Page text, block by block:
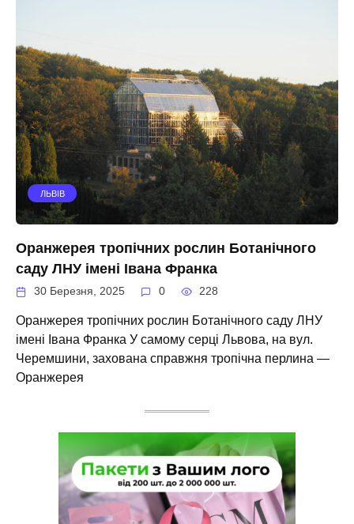
ЛЬВІВ
Оранжерея тропічних рослин Ботанічного
саду ЛНУ імені Івана Франка
30 Березня, 2025 0 228
Оранжерея тропічних рослин Ботанічного саду ЛНУ
імені Івана Франка У самому серці Львова, на вул.
Черемшини, захована справжня тропічна перлина —
Оранжерея